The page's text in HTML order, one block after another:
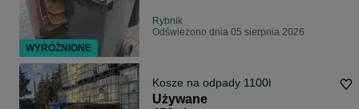
Rybnik
Odświeżono dnia 05 sierpnia 2026
Kosze na odpady 1100l
Używane
WYRÓŻNIONE